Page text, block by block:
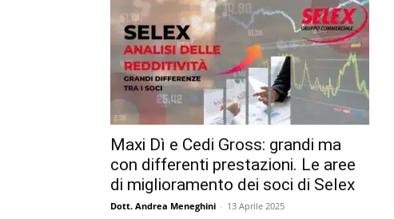
Maxi Dì e Cedi Gross: grandi ma
con differenti prestazioni. Le aree
di miglioramento dei soci di Selex
Dott. Andrea Meneghini - 13 Aprile 2025